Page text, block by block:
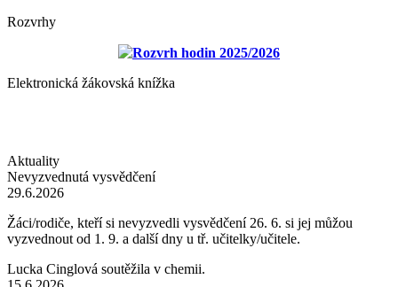
Rozvrhy
Rozvrh hodin 2025/2026
Elektronická žákovská knížka
Aktuality
Nevyzvednutá vysvědčení
29.6.2026
Žáci/rodiče, kteří si nevyzvedli vysvědčení 26. 6. si jej můžou
vyzvednout od 1. 9. a další dny u tř. učitelky/učitele.
Lucka Cinglová soutěžila v chemii.